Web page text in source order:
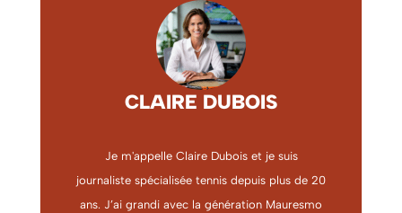
CLAIRE DUBOIS
Je m'appelle Claire Dubois et je suis
journaliste spécialisée tennis depuis plus de 20
ans. J’ai grandi avec la génération Mauresmo